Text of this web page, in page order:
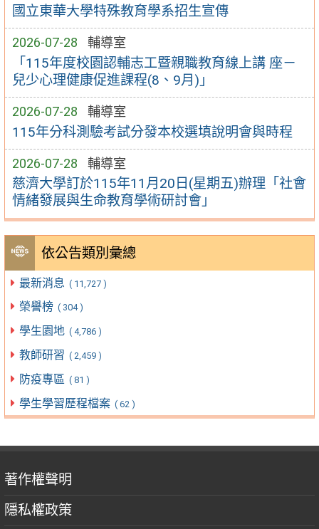
國立東華大學特殊教育學系招生宣傳
2026-07-28 輔導室
「115年度校園認輔志工暨親職教育線上講 座－
兒少心理健康促進課程(8、9月)」
2026-07-28 輔導室
115年分科測驗考試分發本校選填說明會與時程
2026-07-28 輔導室
慈濟大學訂於115年11月20日(星期五)辦理「社會
情緒發展與生命教育學術研討會」
依公告類別彙總
最新消息 ( 11,727 )
榮譽榜 ( 304 )
學生園地 ( 4,786 )
教師研習 ( 2,459 )
防疫專區 ( 81 )
學生學習歷程檔案 ( 62 )
著作權聲明
隱私權政策